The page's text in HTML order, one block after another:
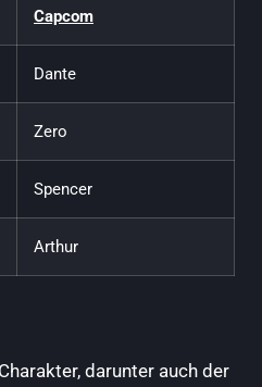
Capcom
Dante
Zero
Spencer
Arthur
darunter auch der